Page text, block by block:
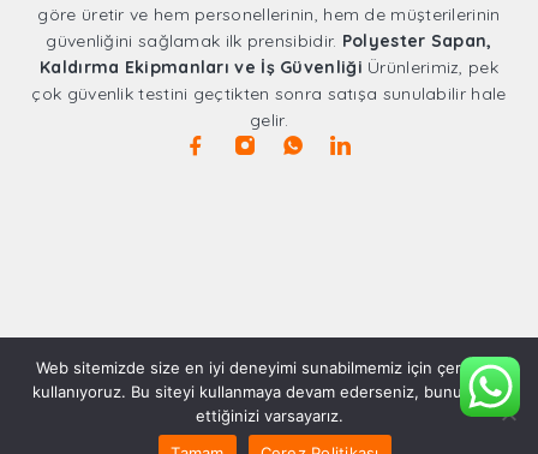
göre üretir ve hem personellerinin, hem de müşterilerinin
güvenliğini sağlamak ilk prensibidir. Polyester Sapan,
Kaldırma Ekipmanları ve İş Güvenliği Ürünlerimiz, pek
çok güvenlik testini geçtikten sonra satışa sunulabilir hale
gelir.
Web sitemizde size en iyi deneyimi sunabilmemiz için çerezleri
kullanıyoruz. Bu siteyi kullanmaya devam ederseniz, bunu kabul
ettiğinizi varsayarız.